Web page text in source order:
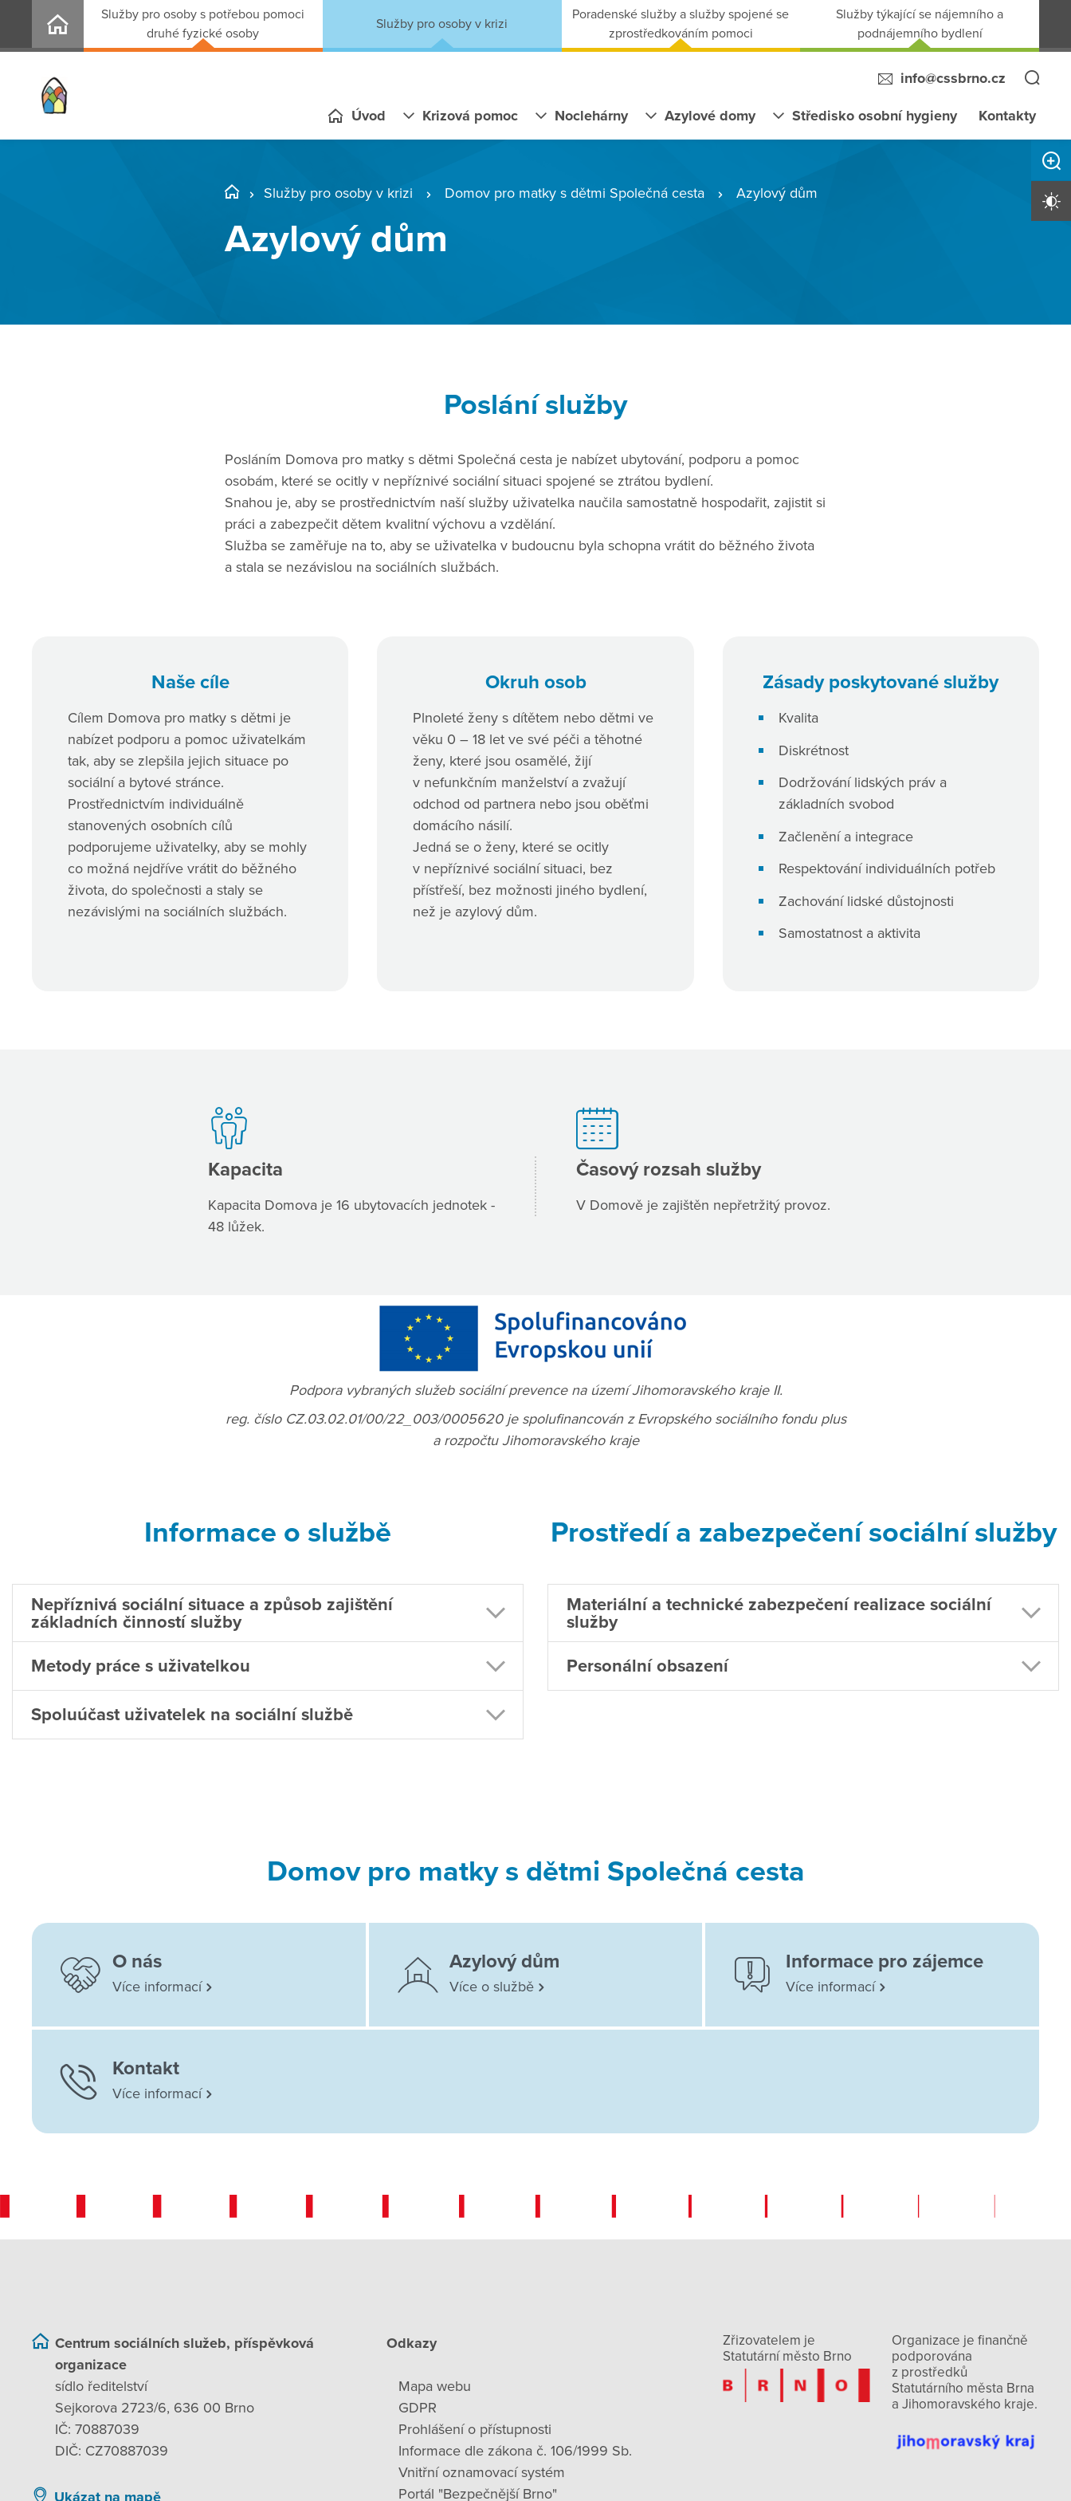
Služby pro osoby s potřebou pomoci
druhé fyzické osoby
Služby pro osoby v krizi
Poradenské služby a služby spojené se
zprostředkováním pomoci
Služby týkající se nájemního a
podnájemního bydlení
info@cssbrno.cz
Úvod Krizová pomoc Noclehárny Azylové domy Středisko osobní hygieny Kontakty
Služby pro osoby v krizi Domov pro matky s dětmi Společná cesta Azylový dům
Azylový dům
Poslání služby
Posláním Domova pro matky s dětmi Společná cesta je nabízet ubytování, podporu a pomoc
osobám, které se ocitly v nepříznivé sociální situaci spojené se ztrátou bydlení.
Snahou je, aby se prostřednictvím naší služby uživatelka naučila samostatně hospodařit, zajistit si
práci a zabezpečit dětem kvalitní výchovu a vzdělání.
Služba se zaměřuje na to, aby se uživatelka v budoucnu byla schopna vrátit do běžného života
a stala se nezávislou na sociálních službách.
Naše cíle
Cílem Domova pro matky s dětmi je
nabízet podporu a pomoc uživatelkám
tak, aby se zlepšila jejich situace po
sociální a bytové stránce.
Prostřednictvím individuálně
stanovených osobních cílů
podporujeme uživatelky, aby se mohly
co možná nejdříve vrátit do běžného
života, do společnosti a staly se
nezávislými na sociálních službách.
Okruh osob
Plnoleté ženy s dítětem nebo dětmi ve
věku 0 – 18 let ve své péči a těhotné
ženy, které jsou osamělé, žijí
v nefunkčním manželství a zvažují
odchod od partnera nebo jsou oběťmi
domácího násilí.
Jedná se o ženy, které se ocitly
v nepříznivé sociální situaci, bez
přístřeší, bez možnosti jiného bydlení,
než je azylový dům.
Zásady poskytované služby
Kvalita
Diskrétnost
Dodržování lidských práv a
základních svobod
Začlenění a integrace
Respektování individuálních potřeb
Zachování lidské důstojnosti
Samostatnost a aktivita
Kapacita
Kapacita Domova je 16 ubytovacích jednotek -
48 lůžek.
Časový rozsah služby
V Domově je zajištěn nepřetržitý provoz.
Podpora vybraných služeb sociální prevence na území Jihomoravského kraje II.
reg. číslo CZ.03.02.01/00/22_003/0005620 je spolufinancován z Evropského sociálního fondu plus
a rozpočtu Jihomoravského kraje
Informace o službě
Nepříznivá sociální situace a způsob zajištění
základních činností služby
Způsob zajišťování úkonů jednotlivých základních
činností služby
Naplnění základních činností ze zákona
základní sociální poradenství
Metody práce s uživatelkou
Spoluúčast uživatelek na sociální službě
Prostředí a zabezpečení sociální služby
Materiální a technické zabezpečení realizace sociální
služby
Pracovní doba soc. pracovnice: 7:00-15:30
Personální obsazení
Domov pro matky s dětmi Společná cesta
O nás
Více informací
Azylový dům
Více o službě
Informace pro zájemce
Více informací
Kontakt
Více informací
Centrum sociálních služeb, příspěvková
organizace
sídlo ředitelství
Sejkorova 2723/6, 636 00 Brno
IČ: 70887039
DIČ: CZ70887039
Ukázat na mapě
Odkazy
Mapa webu
GDPR
Prohlášení o přístupnosti
Informace dle zákona č. 106/1999 Sb.
Vnitřní oznamovací systém
Portál "Bezpečnější Brno"
Zřizovatelem je
Statutární město Brno
Organizace je finančně
podporována
z prostředků
Statutárního města Brna
a Jihomoravského kraje.